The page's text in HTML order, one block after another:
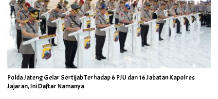
Polda Jateng Gelar Sertijab Terhadap 6 PJU dan 16 Jabatan Kapolres
Jajaran, Ini Daftar Namanya